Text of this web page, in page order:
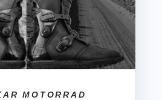
MOTORRAD